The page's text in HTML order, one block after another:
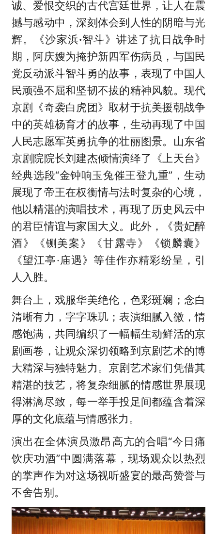
诚、爱恨交织的古代宫廷世界，让人在震
撼与感动中，深刻体会到人性的阴暗与光
辉。《沙家浜·智斗》讲述了抗日战争时
期，阿庆嫂为掩护新四军伤病员，与国民
党反动派斗智斗勇的故事，表现了中国人
民顽强不屈和坚韧不拔的精神风貌。现代
京剧《奇袭白虎团》取材于抗美援朝战争
中的英雄杨育才的故事，生动再现了中国
人民志愿军英勇抗争的壮丽图景。山东省
京剧院院长刘建杰倾情演绎了《上天台》
经典选段“金钟响玉兔催王登九重”，生动
展现了帝王在权衡情与法时复杂的心境，
他以精湛的演唱技术，再现了历史风云中
的君臣情谊与家国大义。此外，《贵妃醉
酒》《铡美案》《甘露寺》《锁麟囊》
《望江亭·庙遇》等佳作亦精彩纷呈，引
人入胜。
舞台上，戏服华美绝伦，色彩斑斓；念白
清晰有力，字字珠玑；表演细腻入微，情
感饱满，共同编织了一幅幅生动鲜活的京
剧画卷，让观众深切领略到京剧艺术的博
大精深与独特魅力。京剧艺术家们凭借其
精湛的技艺，将复杂细腻的情感世界展现
得淋漓尽致，每一举手投足间都蕴含着深
厚的文化底蕴与情感张力。
演出在全体演员激昂高亢的合唱“今日痛
饮庆功酒”中圆满落幕，现场观众以热烈
的掌声作为对这场视听盛宴的最高赞誉与
不舍告别。